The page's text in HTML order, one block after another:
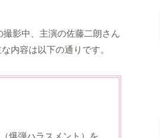
影中、主演の佐藤二朗さん
内容は以下の通りです。
爆弾ハラスメント）を